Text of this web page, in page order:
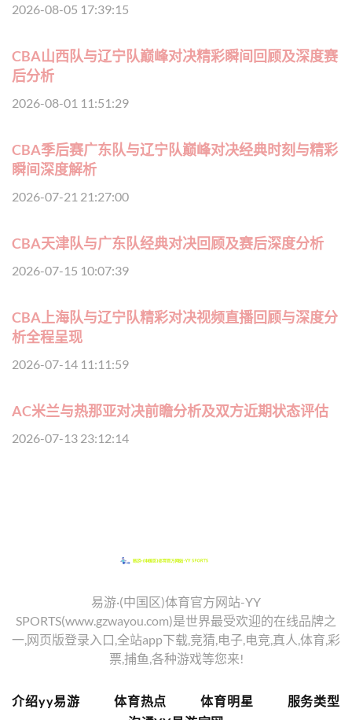
2026-08-05 17:39:15
CBA山西队与辽宁队巅峰对决精彩瞬间回顾及深度赛
后分析
2026-08-01 11:51:29
CBA季后赛广东队与辽宁队巅峰对决经典时刻与精彩
瞬间深度解析
2026-07-21 21:27:00
CBA天津队与广东队经典对决回顾及赛后深度分析
2026-07-15 10:07:39
CBA上海队与辽宁队精彩对决视频直播回顾与深度分
析全程呈现
2026-07-14 11:11:59
AC米兰与热那亚对决前瞻分析及双方近期状态评估
2026-07-13 23:12:14
易游·(中国区)体育官方网站-YY
SPORTS(www.gzwayou.com)是世界最受欢迎的在线品牌之
一,网页版登录入口,全站app下载,竞猜,电子,电竞,真人,体育,彩
票,捕鱼,各种游戏等您来!
介绍yy易游 体育热点 体育明星
服务类型